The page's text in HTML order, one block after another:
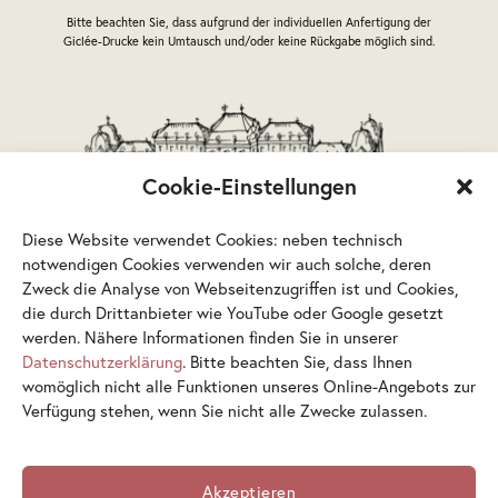
Cookie-Einstellungen
Diese Website verwendet Cookies: neben technisch
notwendigen Cookies verwenden wir auch solche, deren
Zweck die Analyse von Webseitenzugriffen ist und Cookies,
die durch Drittanbieter wie YouTube oder Google gesetzt
werden. Nähere Informationen finden Sie in unserer
Datenschutzerklärung. Bitte beachten Sie, dass Ihnen
womöglich nicht alle Funktionen unseres Online-Angebots zur
Verfügung stehen, wenn Sie nicht alle Zwecke zulassen.
Akzeptieren
gewählt
gewählt
Bitte beachten Sie, dass aufgrund der individuellen Anfertigung der
Giclée-Drucke kein Umtausch und/oder keine Rückgabe möglich sind.
Barrierefreiheitserklärung